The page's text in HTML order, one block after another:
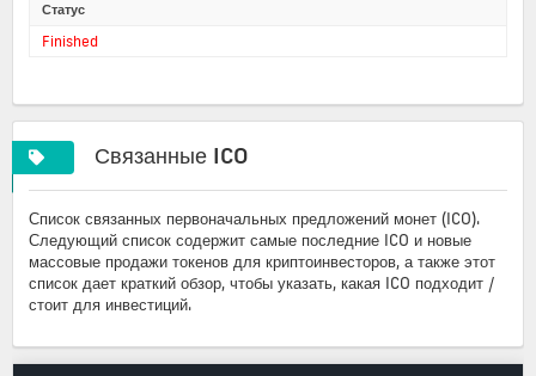
Статус
Finished
Связанные ICO
Список связанных первоначальных предложений монет (ICO).
Следующий список содержит самые последние ICO и новые
массовые продажи токенов для криптоинвесторов, а также этот
список дает краткий обзор, чтобы указать, какая ICO подходит /
стоит для инвестиций.